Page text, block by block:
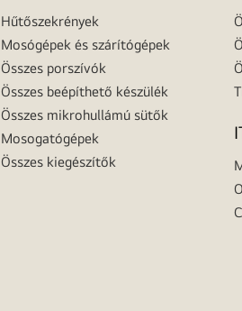
Hűtőszekrények
Mosógépek és szárítógépek
Összes porszívók
Összes beépíthető készülék
Összes mikrohullámú sütők
Mosogatógépek
Összes kiegészítők